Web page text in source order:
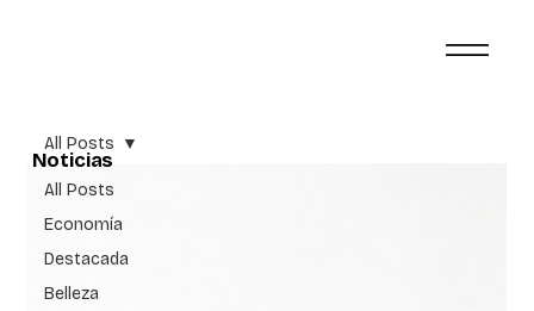
All Posts
Economía
Destacada
Belleza
All Posts
Noticias